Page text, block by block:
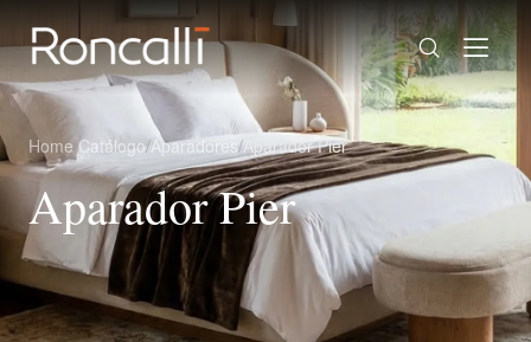
Home /Catálogo/Aparadores/Aparador Pier
Aparador Pier